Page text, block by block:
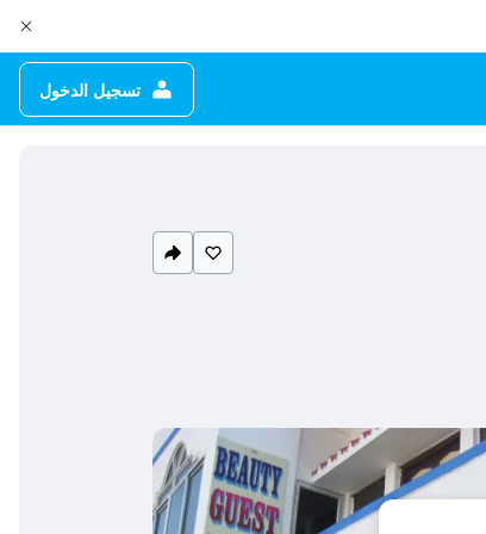
تسجيل الدخول